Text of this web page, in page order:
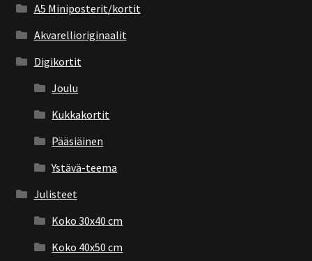
A5 Miniposterit/kortit
Akvarellioriginaalit
Digikortit
Joulu
Kukkakortit
Pääsiäinen
Ystävä-teema
Julisteet
Koko 30x40 cm
Koko 40x50 cm